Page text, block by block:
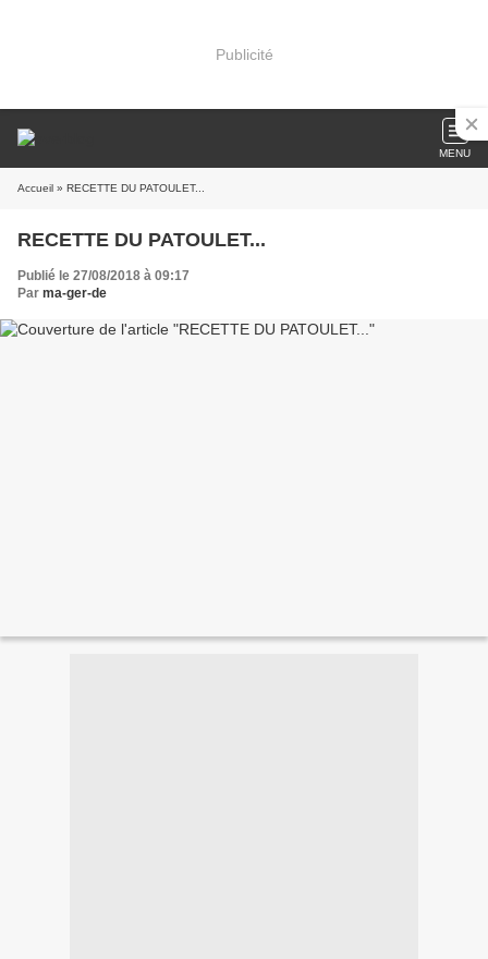
Publicité
MENU
Accueil » RECETTE DU PATOULET...
RECETTE DU PATOULET...
Publié le 27/08/2018 à 09:17
Par ma-ger-de